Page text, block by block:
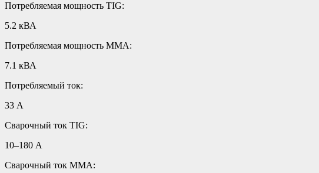
Потребляемая мощность TIG:
5.2 кВА
Потребляемая мощность ММА:
7.1 кВА
Потребляемый ток:
33 А
Сварочный ток TIG:
10–180 А
Сварочный ток MMA: